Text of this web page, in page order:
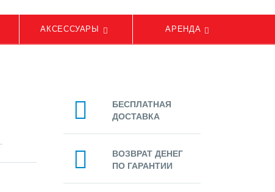
АКСЕССУАРЫ АРЕНДА
БЕСПЛАТНАЯ
ДОСТАВКА
ВОЗВРАТ ДЕНЕГ
ПО ГАРАНТИИ